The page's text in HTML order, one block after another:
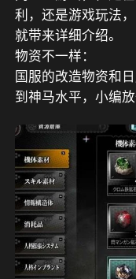
利，还是游戏玩法
就带来详细介绍。
物资不一样：
国服的改造物资和
到神马水平，小编放